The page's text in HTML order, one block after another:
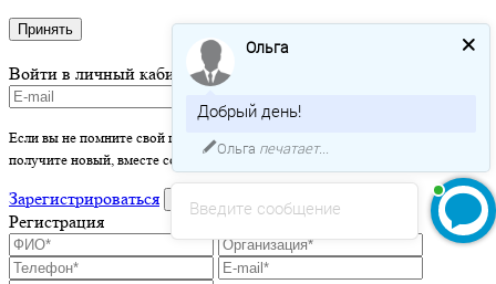
Принять
Войти в личный кабинет
Если вы не помните свой пароль - просто оставьте это поле пустым и вы
получите новый, вместе со ссылкой на активацию.
Зарегистрироваться войти
Регистрация
Введите сообщение
Ольга
Добрый день!
Ольга печатает...